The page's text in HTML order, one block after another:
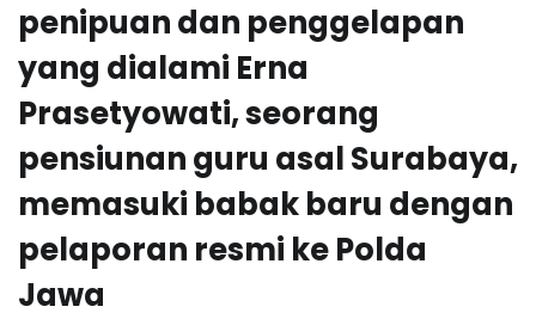
penipuan dan penggelapan
yang dialami Erna
Prasetyowati, seorang
pensiunan guru asal Surabaya,
memasuki babak baru dengan
pelaporan resmi ke Polda
Jawa